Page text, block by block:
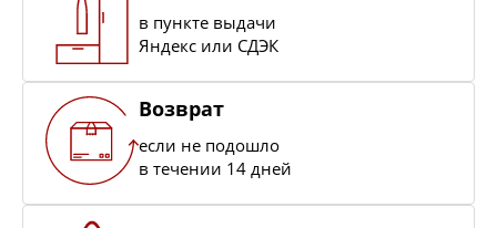
в пункте выдачи
Яндекс или СДЭК
Возврат
если не подошло
в течении 14 дней